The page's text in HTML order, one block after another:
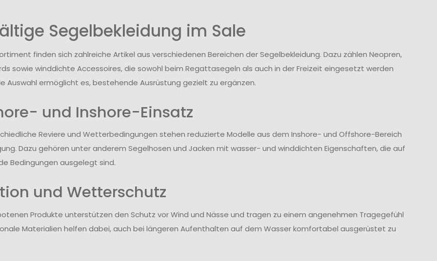
Segelbekleidung im Sale
finden sich zahlreiche Artikel aus verschiedenen Bereichen der Segelbekleidung. Dazu zählen Neopren,
sowie winddichte Accessoires, die sowohl beim Regattasegeln als auch in der Freizeit eingesetzt werden
Auswahl ermöglicht es, bestehende Ausrüstung gezielt zu ergänzen.
und Inshore-Einsatz
Reviere und Wetterbedingungen stehen reduzierte Modelle aus dem Inshore- und Offshore-Bereich
Dazu gehören unter anderem Segelhosen und Jacken mit wasser- und winddichten Eigenschaften, die auf
Bedingungen ausgelegt sind.
und Wetterschutz
Produkte unterstützen den Schutz vor Wind und Nässe und tragen zu einem angenehmen Tragegefühl
Materialien helfen dabei, auch bei längeren Aufenthalten auf dem Wasser komfortabel ausgerüstet zu